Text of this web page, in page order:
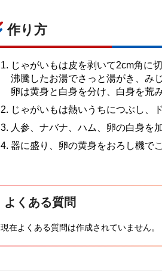
作り方
じゃがいもは皮を剥いて2cm角に
沸騰したお湯でさっと湯がき、み
卵は黄身と白身を分け、白身を荒
じゃがいもは熱いうちにつぶし、
人参、ナバナ、ハム、卵の白身を
器に盛り、卵の黄身をおろし機で
よくある質問
現在よくある質問は作成されていません。